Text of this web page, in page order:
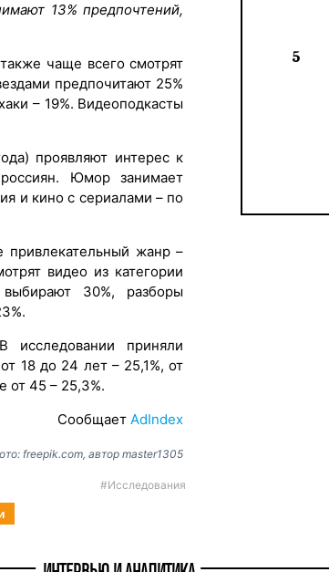
13% предпочтений,
чаще всего смотрят
предпочитают 25%
– 19%. Видеоподкасты
проявляют интерес к
Юмор занимает
и кино с сериалами – по
привлекательный жанр –
видео из категории
30%, разборы
исследовании приняли
18 до 24 лет – 25,1%, от
от 45 – 25,3%.
СообщаетAdIndex
freepik.com, автор master1305
5
#Исследования